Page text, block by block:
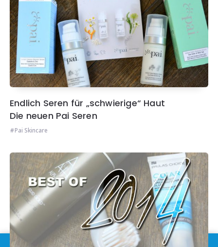
Endlich Seren für „schwierige“ Haut
Die neuen Pai Seren
Pai Skincare